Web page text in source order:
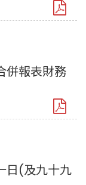
併報表財務
日(及九十九